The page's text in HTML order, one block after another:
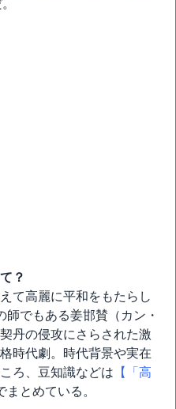
？
て高麗に平和をもたらし
でもある姜邯賛（カン・
丹の侵攻にさらされた激
時代劇。時代背景や実在
ろ、豆知識などは 【「高
まとめている。